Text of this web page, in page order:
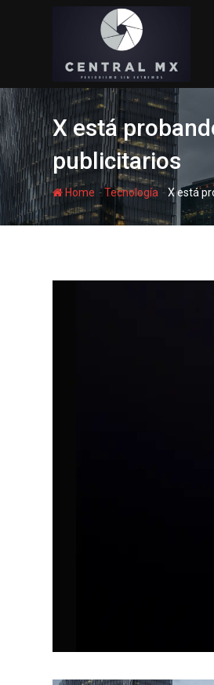
X está
publicitarios
Home -Tecnología -X está